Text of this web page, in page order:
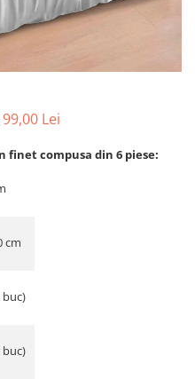
99,00 Lei
compusa din 6 piese:
cm
buc)
buc)